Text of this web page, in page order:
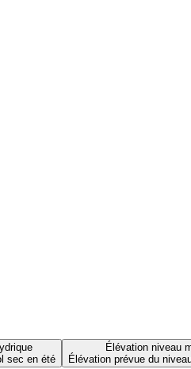
sec en été
Élévation niveau
Élévation prévue du